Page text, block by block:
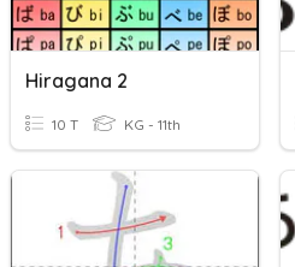
Hiragana 2
10 T KG - 11th